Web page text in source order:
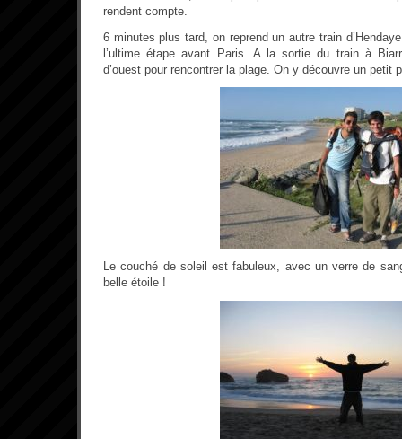
rendent compte.
6 minutes plus tard, on reprend un autre train
l’ultime étape avant Paris. A la sortie du train à
d’ouest pour rencontrer la plage. On y découvre un petit
Le couché de soleil est fabuleux, avec un verre de
belle étoile !